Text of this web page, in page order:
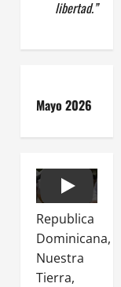
libertad.”
Mayo 2026
Play
Republica
Dominicana,
Nuestra
Tierra,